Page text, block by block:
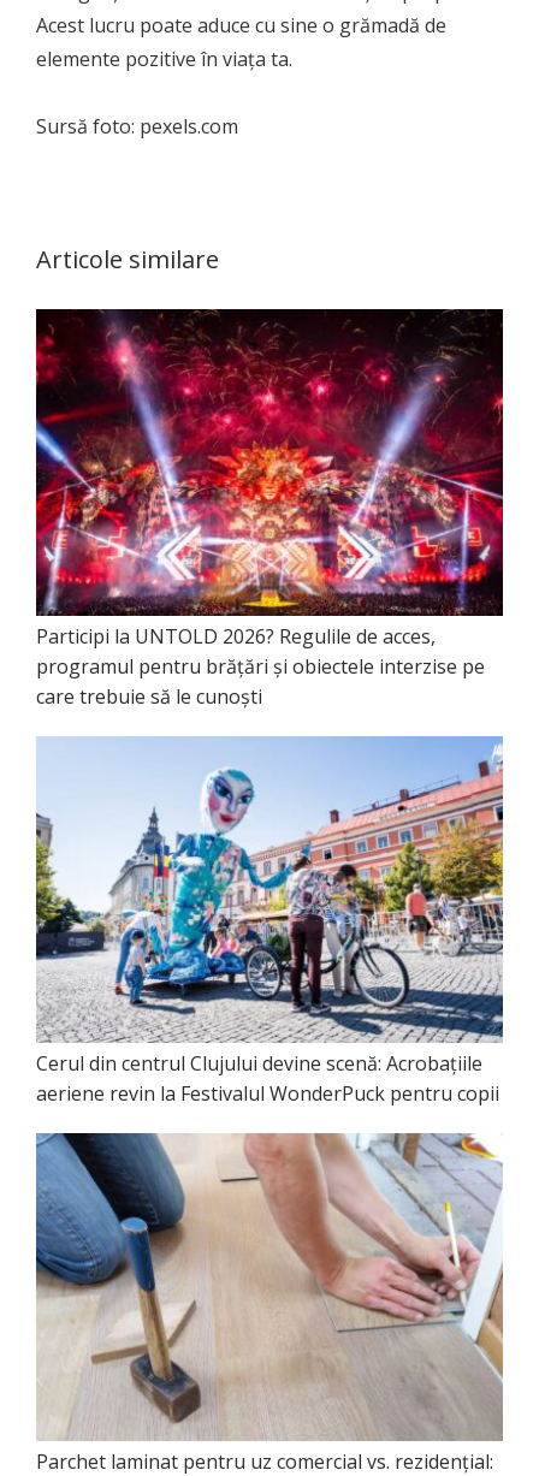
Acest lucru poate aduce cu sine o grămadă de
elemente pozitive în viața ta.
Sursă foto: pexels.com
Articole similare
Participi la UNTOLD 2026? Regulile de acces,
programul pentru brățări și obiectele interzise pe
care trebuie să le cunoști
Cerul din centrul Clujului devine scenă: Acrobațiile
aeriene revin la Festivalul WonderPuck pentru copii
Parchet laminat pentru uz comercial vs. rezidențial: